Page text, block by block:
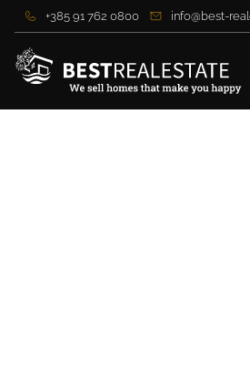
+385 91 762 0800 info@best-